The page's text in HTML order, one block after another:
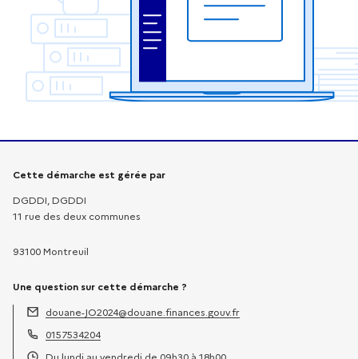
Informations sur la démarche
Cette démarche est gérée par
DGDDI, DGDDI
11 rue des deux communes
93100 Montreuil
Une question sur cette démarche ?
Adresse électronique :
douane-JO2024@douane.finances.gouv.fr
Téléphone :
0157534204